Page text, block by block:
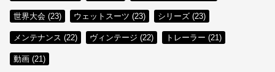
世界大会 (23) ウェットスーツ (23) シリーズ (23)
メンテナンス (22) ヴィンテージ (22) トレーラー (21)
動画 (21)